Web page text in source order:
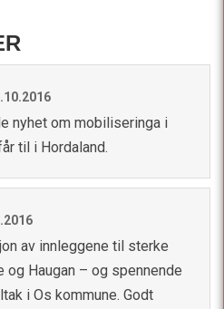
nyhet om mobiliseringa i
til i Hordaland.
av innleggene til sterke
Haugan – og spennende
i Os kommune. Godt